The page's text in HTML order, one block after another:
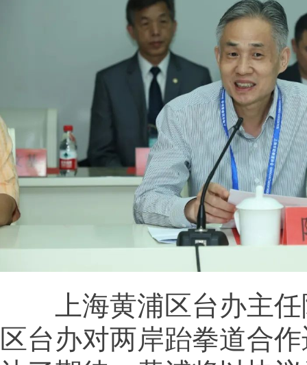
上海黄浦区台办主任
区台办对两岸跆拳道合